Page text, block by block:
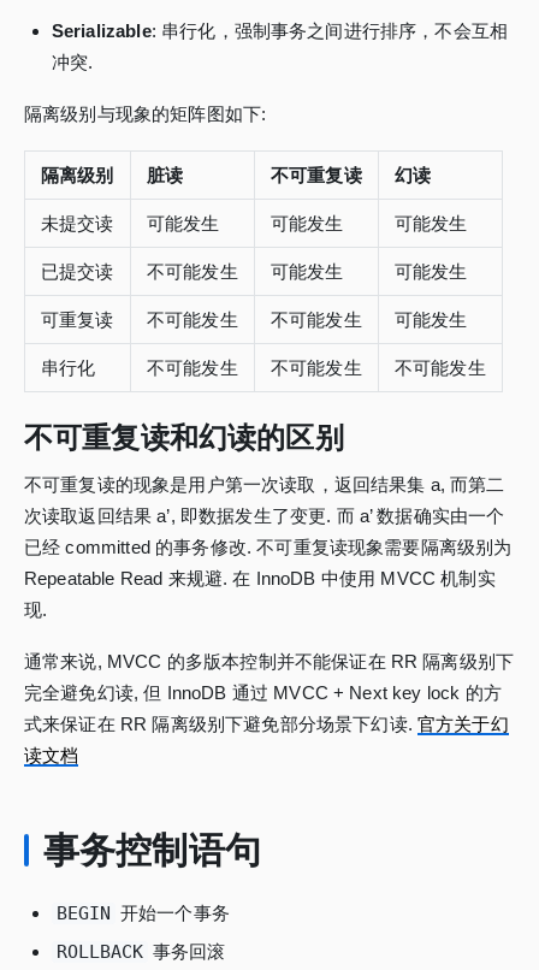
Serializable: 串行化，强制事务之间进行排序，不会互相
冲突.
隔离级别与现象的矩阵图如下:
隔离级别 脏读 不可重复读 幻读
未提交读 可能发生 可能发生 可能发生
已提交读 不可能发生 可能发生 可能发生
可重复读 不可能发生 不可能发生 可能发生
串行化 不可能发生 不可能发生 不可能发生
不可重复读和幻读的区别
不可重复读的现象是用户第一次读取，返回结果集 a, 而第二
次读取返回结果 a’, 即数据发生了变更. 而 a’ 数据确实由一个
已经 committed 的事务修改. 不可重复读现象需要隔离级别为
Repeatable Read 来规避. 在 InnoDB 中使用 MVCC 机制实
现.
通常来说, MVCC 的多版本控制并不能保证在 RR 隔离级别下
完全避免幻读, 但 InnoDB 通过 MVCC + Next key lock 的方
式来保证在 RR 隔离级别下避免部分场景下幻读.官方关于幻
读文档
事务控制语句
BEGIN 开始一个事务
ROLLBACK 事务回滚